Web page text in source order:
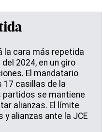
la cara más repetida
2024, en un giro
El mandatario
17 casillas de la
partidos se mantiene
alianzas. El límite
alianzas ante la JCE